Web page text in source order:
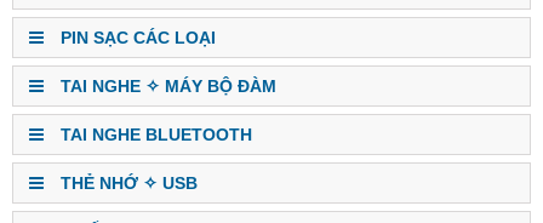
PIN SẠC CÁC LOẠI
TAI NGHE ✧ MÁY BỘ ĐÀM
TAI NGHE BLUETOOTH
THẺ NHỚ ✧ USB